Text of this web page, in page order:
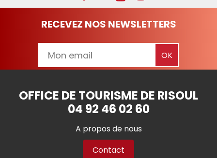
RECEVEZ NOS NEWSLETTERS
OFFICE DE TOURISME DE RISOUL
04 92 46 02 60
A propos de nous
Contact